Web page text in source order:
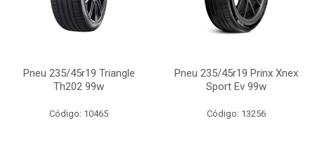
Pneu 235/45r19 Triangle
Th202 99w
Código: 10465
Pneu 235/45r19 Prinx Xnex
Sport Ev 99w
Código: 13256